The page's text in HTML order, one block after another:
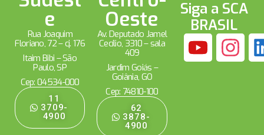
e
Rua Joaquim
Floriano, 72 – cj. 176
Itaim Bibi – São
Paulo, SP
Cep: 04534-000
11
3709-
4900
Oeste
Av. Deputado Jamel
Cecílio, 3310 – sala
409
Jardim Goiás –
Goiânia, GO
Cep: 74810-100
62
3878-
4900
Siga a SCA
BRASIL